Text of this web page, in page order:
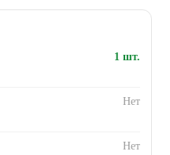
1 шт.
Нет
Нет